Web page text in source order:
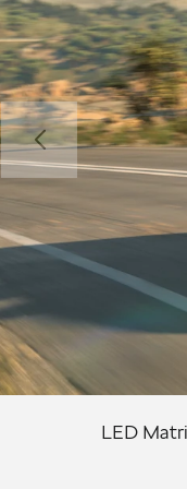
LED